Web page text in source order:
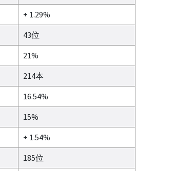
+ 1.29%
43位
21%
214本
16.54%
15%
+ 1.54%
185位